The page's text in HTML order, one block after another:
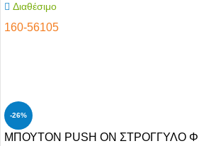
Διαθέσιμο
160-56105
-26%
ΜΠΟΥΤΟΝ PUSH ON ΣΤΡΟΓΓΥΛΟ